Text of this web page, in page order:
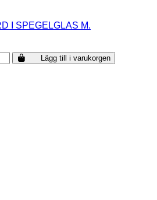
I SPEGELGLAS M.
Lägg till i varukorgen